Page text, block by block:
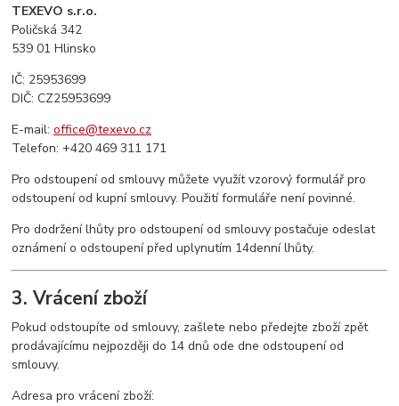
TEXEVO s.r.o.
Poličská 342
539 01 Hlinsko
IČ: 25953699
DIČ: CZ25953699
E-mail:office@texevo.cz
Telefon: +420 469 311 171
Pro odstoupení od smlouvy můžete využít vzorový formulář pro
odstoupení od kupní smlouvy. Použití formuláře není povinné.
Pro dodržení lhůty pro odstoupení od smlouvy postačuje odeslat
oznámení o odstoupení před uplynutím 14denní lhůty.
3. Vrácení zboží
Pokud odstoupíte od smlouvy, zašlete nebo předejte zboží zpět
prodávajícímu nejpozději do 14 dnů ode dne odstoupení od
smlouvy.
Adresa pro vrácení zboží: